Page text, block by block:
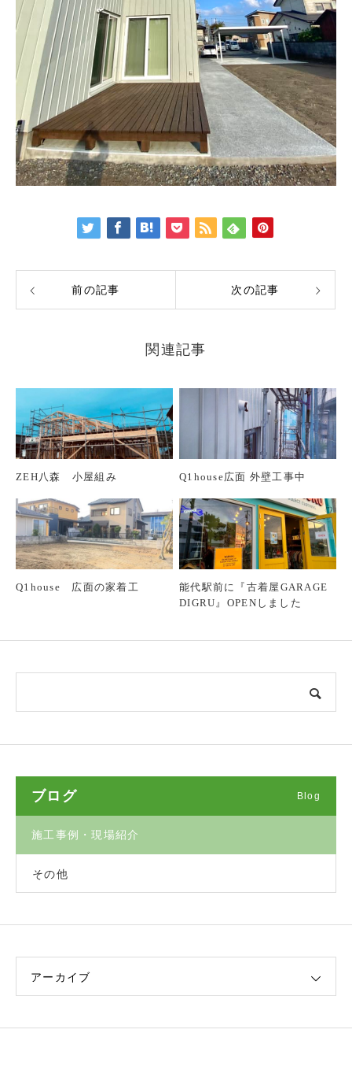
前の記事 次の記事
関連記事
ZEH八森 小屋組み Q1house広面 外壁工事中
Q1house 広面の家着工
能代駅前に『古着屋GARAGE
DIGRU』OPENしました
ブログ Blog
施工事例・現場紹介
その他
アーカイブ